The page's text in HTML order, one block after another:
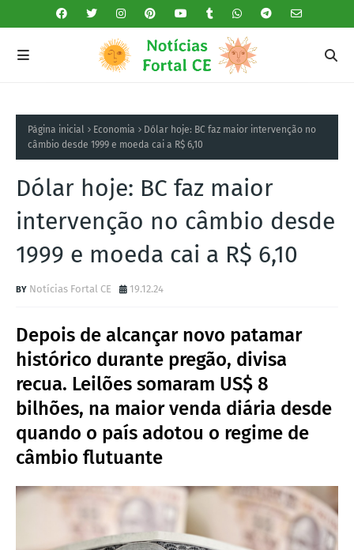
Página inicial Economia
Dólar hoje: BC faz maior intervenção no
câmbio desde 1999 e moeda cai a R$ 6,10
Dólar hoje: BC faz maior
intervenção no câmbio desde
1999 e moeda cai a R$ 6,10
Notícias Fortal CE 19.12.24
Depois de alcançar novo patamar
histórico durante pregão, divisa
recua. Leilões somaram US$ 8
bilhões, na maior venda diária desde
quando o país adotou o regime de
câmbio flutuante